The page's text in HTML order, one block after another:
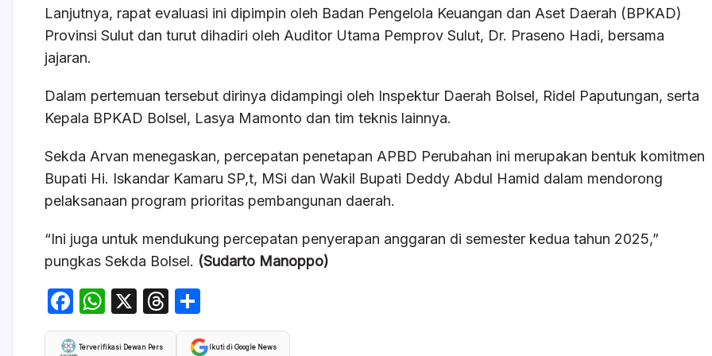
Lanjutnya, rapat evaluasi ini dipimpin oleh Badan Pengelola Keuangan dan Aset Daerah (BPKAD)
Provinsi Sulut dan turut dihadiri oleh Auditor Utama Pemprov Sulut, Dr. Praseno Hadi, bersama
jajaran.
Dalam pertemuan tersebut dirinya didampingi oleh Inspektur Daerah Bolsel, Ridel Paputungan, serta
Kepala BPKAD Bolsel, Lasya Mamonto dan tim teknis lainnya.
Sekda Arvan menegaskan, percepatan penetapan APBD Perubahan ini merupakan bentuk komitmen
Bupati Hi. Iskandar Kamaru SP,t, MSi dan Wakil Bupati Deddy Abdul Hamid dalam mendorong
pelaksanaan program prioritas pembangunan daerah.
“Ini juga untuk mendukung percepatan penyerapan anggaran di semester kedua tahun 2025,”
pungkas Sekda Bolsel. (Sudarto Manoppo)
F
a
W
h
X
T
hr h
Terverifikasi Dewan Pers Ikuti di Google News